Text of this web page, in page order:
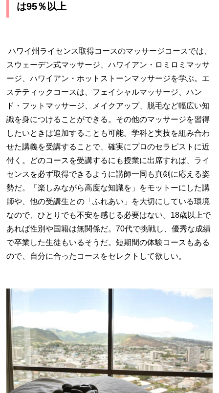
は95％以上
ハワイ州ライセンス取得コースのマッサージコースでは、
スウェーデン式マッサージ、ハワイアン・ロミロミマッサ
ージ、ハワイアン・ホットストーンマッサージを学ぶ。エ
ステティックコースは、フェイシャルマッサージ、ハン
ド・フットマッサージ、メイクアップ、脱毛など幅広い知
識を身につけることができる。その他のマッサージを習得
したいときは追加することも可能。学科と実技を組み合わ
せた講義を受講することで、確実にプロのセラピストに近
付く。どのコースを受講するにも授業に出席すれば、ライ
センスを必ず取得できるように講師一同も真剣に応える姿
勢だ。「楽しみながら高度な知識を」をモットーにした講
師や、他の受講生との「ふれあい」を大切にしている環境
なので、ひとりでも不安を感じる必要はない。 18歳以上で
あれば性別や国籍は無関係だ。70代で挑戦し、優秀な成績
で卒業した生徒もいるそうだ。短期間の体験コースもある
ので、自分に合ったコースをセレクトして欲しい。